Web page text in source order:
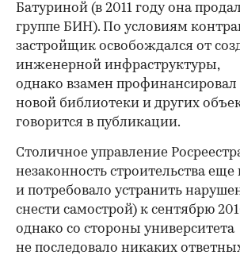
Батуриной (в 2011 году она
группе БИН). По условиям
застройщик освобождался от
инженерной инфраструктуры,
однако взамен профинансировал
новой библиотеки и других
говорится в публикации.
Столичное управление
незаконность строительства еще
и потребовало устранить
снести самострой) к сентябрю
однако со стороны университета
не последовало никаких